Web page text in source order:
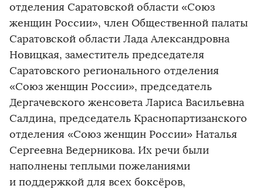
отделения Саратовской области «Союз
женщин России», член Общественной палаты
Саратовской области Лада Александровна
Новицкая, заместитель председателя
Саратовского регионального отделения
«Союз женщин России», председатель
Дергачевского женсовета Лариса Васильевна
Салдина, председатель Краснопартизанского
отделения «Союз женщин России» Наталья
Сергеевна Ведерникова. Их речи были
наполнены теплыми пожеланиями
и поддержкой для всех боксёров,